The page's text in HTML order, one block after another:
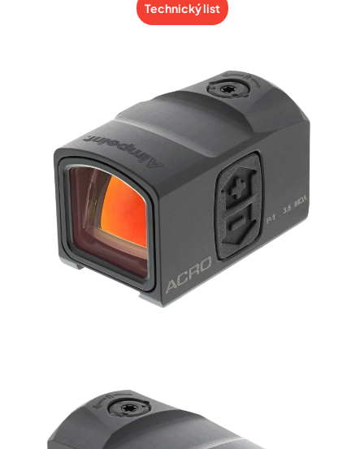
Technický list